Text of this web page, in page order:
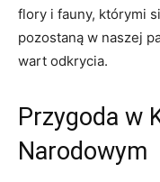
flory i fauny, którymi
pozostaną w naszej
wart odkrycia.
Przygoda w
Narodowym